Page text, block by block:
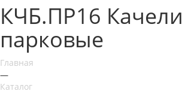
КЧБ.ПР16 Качели
парковые
Главная
—
Каталог